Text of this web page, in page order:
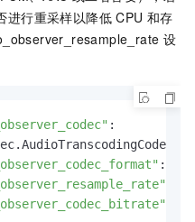
进行重采样以降低 CPU 和存
设
:
: